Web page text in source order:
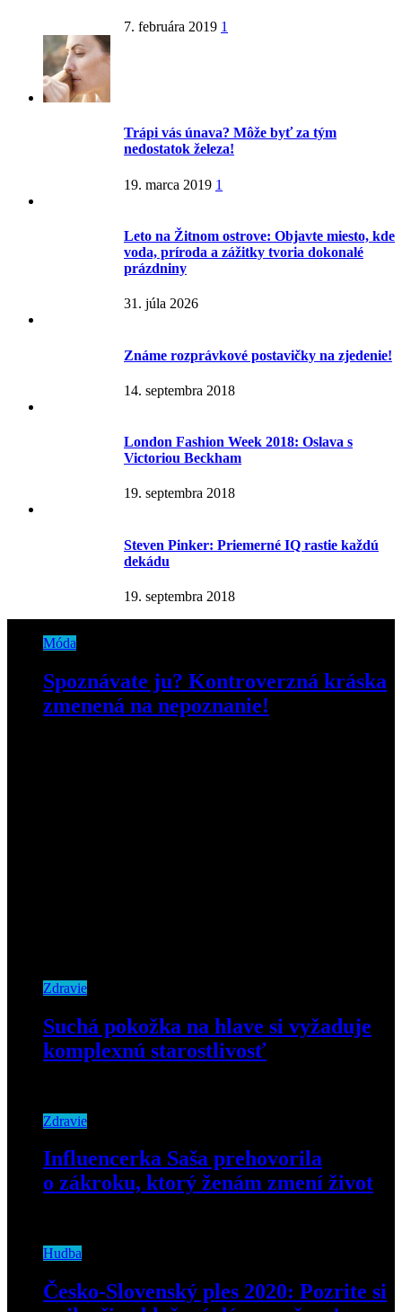
7. februára 2019 1
Trápi vás únava? Môže byť za tým
nedostatok železa!
19. marca 2019 1
Leto na Žitnom ostrove: Objavte miesto, kde
voda, príroda a zážitky tvoria dokonalé
prázdniny
31. júla 2026
Známe rozprávkové postavičky na zjedenie!
14. septembra 2018
London Fashion Week 2018: Oslava s
Victoriou Beckham
19. septembra 2018
Steven Pinker: Priemerné IQ rastie každú
dekádu
19. septembra 2018
Móda
Spoznávate ju? Kontroverzná kráska
zmenená na nepoznanie!
Zdravie
Suchá pokožka na hlave si vyžaduje
komplexnú starostlivosť
Zdravie
Influencerka Saša prehovorila
o zákroku, ktorý ženám zmení život
Hudba
Česko-Slovenský ples 2020: Pozrite si